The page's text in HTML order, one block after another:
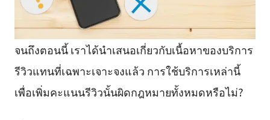
จนถึงตอนนี้ เราได้นำเสนอเกี่ยวกับเนื้อหาของบริการ
รีวิวแทนที่เฉพาะเจาะจงแล้ว การใช้บริการเหล่านี้
เพื่อเพิ่มคะแนนรีวิวนั้นผิดกฎหมายทั้งหมดหรือไม่?